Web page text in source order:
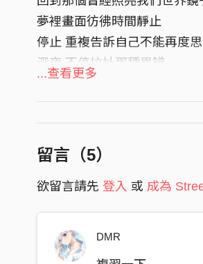
夢裡畫面彷彿時間靜止
停止 重複告訴自己不能再度
深夜 不停拉扯那種思辨
視線 盯著 聽著總不可能用不
好多事情等著我去處理
從谷底 爬起不是想你的那種
持續成長在我心裡注記
甦醒 重新振作的我還是給你出
重複在那糾結根本沒有目的
感謝兄弟在我需要的時候都不
從今以後不再哭泣
...查看更多
留言（5）
欲留言請先 登入 或 成為
DMR